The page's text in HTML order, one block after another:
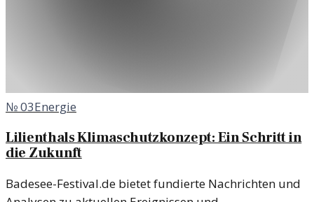
№03Energie
Lilienthals Klimaschutzkonzept: Ein Schritt in
die Zukunft
Badesee-Festival.de bietet fundierte Nachrichten und